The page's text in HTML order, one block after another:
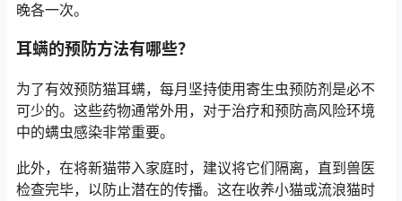
晚各一次。
耳螨的预防方法有哪些？
为了有效预防猫耳螨，每月坚持使用寄生虫预防剂是必不
可少的。这些药物通常外用，对于治疗和预防高风险环境
中的螨虫感染非常重要。
此外，在将新猫带入家庭时，建议将它们隔离，直到兽医
检查完毕，以防止潜在的传播。这在收养小猫或流浪猫时